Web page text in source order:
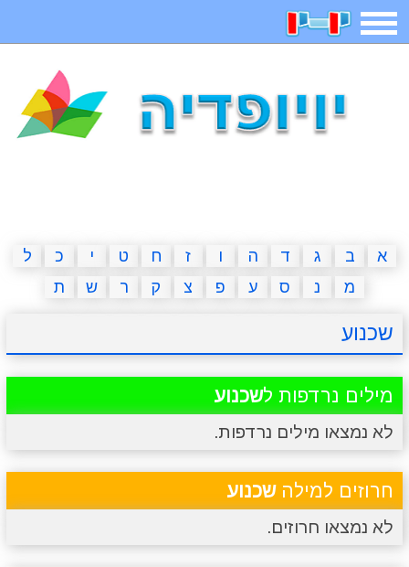
תפריט
איש תלוי מדריכים פוקימון גו מצא הבדלים
יצירה משחקי בנות אשליות חדשות
א ב ג ד ה ו ז ח ט י כ
ל
מ
נ ס ע פ צ ק ר ש ת
שכנוע
מילים נרדפות לשכנוע
לא נמצאו מילים נרדפות.
חרוזים למילהשכנוע
לא נמצאו חרוזים.